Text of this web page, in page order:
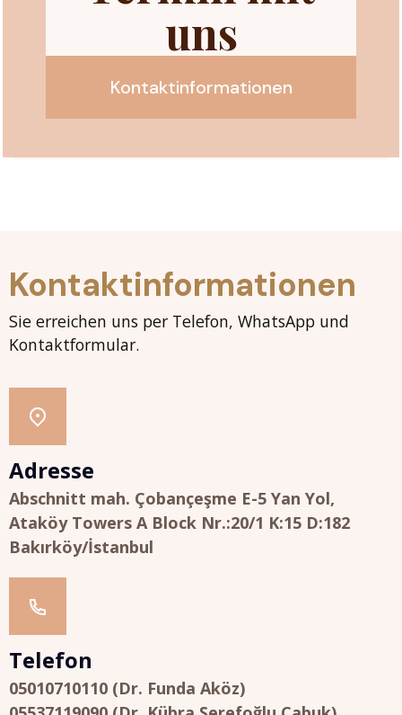
uns
Kontaktinformationen
Kontaktinformationen
Sie erreichen uns per Telefon, WhatsApp und
Kontaktformular.
Adresse
Abschnitt mah. Çobançeşme E-5 Yan Yol,
Ataköy Towers A Block Nr.:20/1 K:15 D:182
Bakırköy/İstanbul
Telefon
05010710110 (Dr. Funda Aköz)